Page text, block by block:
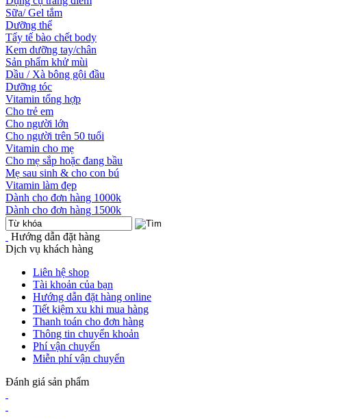
Sữa/ Gel tắm
Dưỡng thể
Tẩy tế bào chết body
Kem dưỡng tay/chân
Sản phẩm khử mùi
Dầu / Xà bông gội đầu
Dưỡng tóc
Vitamin tổng hợp
Cho trẻ em
Cho người lớn
Cho người trên 50 tuổi
Vitamin cho mẹ
Cho mẹ sắp hoặc đang bầu
Mẹ sau sinh & cho con bú
Vitamin làm đẹp
Dành cho đơn hàng 1000k
Dành cho đơn hàng 1500k
Hướng dẫn đặt hàng
Dịch vụ khách hàng
Liên hệ shop
Tài khoản của bạn
Hướng dẫn đặt hàng online
Tiết kiệm xu khi mua hàng
Thanh toán cho đơn hàng
Thông tin chuyển khoản
Phí vận chuyển
Miễn phí vận chuyển
Đánh giá sản phẩm